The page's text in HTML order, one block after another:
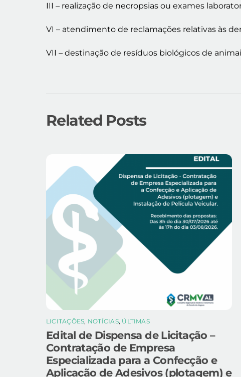
III – realização de necropsias ou exames
VI – atendimento de reclamações relativas às
VII – destinação de resíduos biológicos de
Related Posts
LICITAÇÕES, NOTÍCIAS, ÚLTIMAS
Edital de Dispensa de Licitação –
Contratação de Empresa
Especializada para a Confecção e
Aplicação de Adesivos (plotagem) e